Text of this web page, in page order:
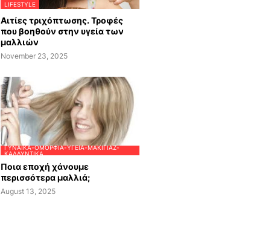
LIFESTYLE
Αιτίες τριχόπτωσης. Τροφές
που βοηθούν στην υγεία των
μαλλιών
November 23, 2025
ΓΥΝΑΊΚΑ-ΟΜΟΡΦΙΆ-ΥΓΕΊΑ-ΜΑΚΙΓΙΆΖ-
ΚΑΛΛΥΝΤΙΚΆ
Ποια εποχή χάνουμε
περισσότερα μαλλιά;
August 13, 2025